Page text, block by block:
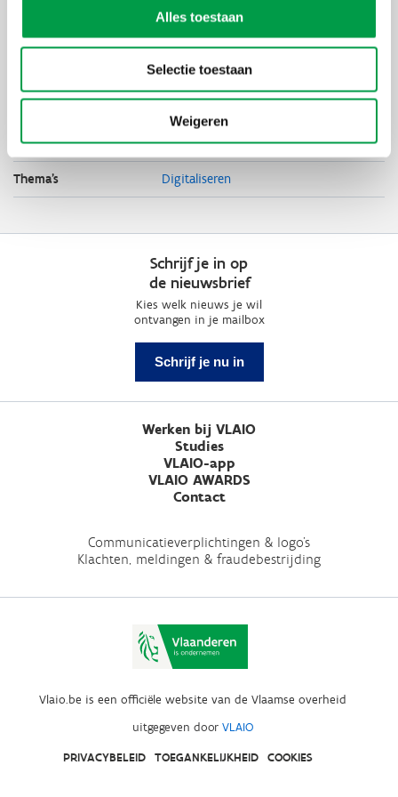
Alles toestaan
Selectie toestaan
Weigeren
➡️
Uiterste
15 december 2025
Organisator UNIZO
Thema's Digitaliseren
Schrijf je in op
de nieuwsbrief
Kies welk nieuws je wil
ontvangen in je mailbox
Schrijf je nu in
Werken bij VLAIO
Studies
VLAIO-app
VLAIO AWARDS
Contact
Communicatieverplichtingen & logo's
Klachten, meldingen & fraudebestrijding
Vlaio.be is een officiële website van de Vlaamse overheid
uitgegeven door VLAIO
PRIVACYBELEID TOEGANKELIJKHEID COOKIES